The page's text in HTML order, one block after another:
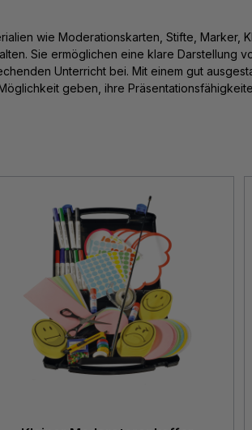
wie Moderationskarten, Stifte, Marker,
Sie ermöglichen eine klare Darstellung
Unterricht bei. Mit einem gut
geben, ihre